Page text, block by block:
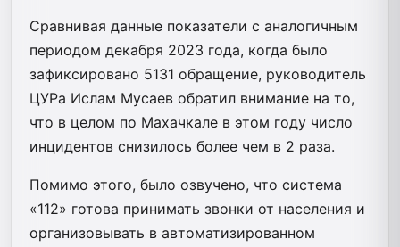
Сравнивая данные показатели с аналогичным
периодом декабря 2023 года, когда было
зафиксировано 5131 обращение, руководитель
ЦУРа Ислам Мусаев обратил внимание на то,
что в целом по Махачкале в этом году число
инцидентов снизилось более чем в 2 раза.
Помимо этого, было озвучено, что система
«112» готова принимать звонки от населения и
организовывать в автоматизированном